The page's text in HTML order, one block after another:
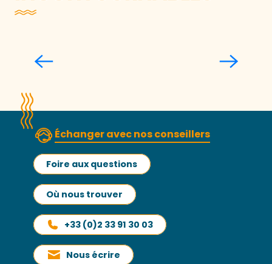
Échanger avec nos conseillers
Foire aux questions
Où nous trouver
+33 (0)2 33 91 30 03
Nous écrire